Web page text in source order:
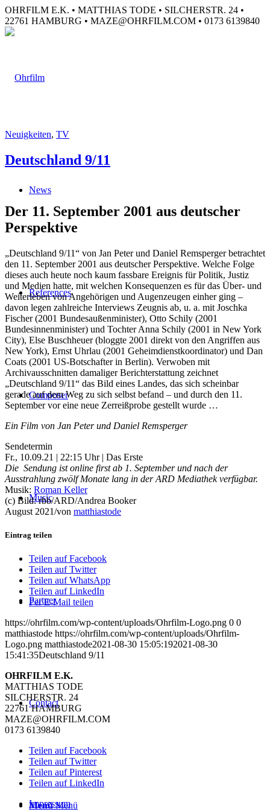
OHRFILM E.K. • MATTHIAS TODE • SILCHERSTR. 24 •
22761 HAMBURG • MAZE@OHRFILM.COM • 0173 6139840
News
References
Composer
Music
Partner
Contact
Menü Menü
Neuigkeiten, TV
Deutschland 9/11
Der 11. September 2001 aus deutscher
Perspektive
„Deutschland 9/11“ von Jan Peter und Daniel Remsperger betrachtet
den 11. September 2001 aus deutscher Perspektive. Welche Folge
dieses auch heute noch kaum fassbare Ereignis für Politik, Justiz
und Medien hatte, mit welchen Konsequenzen es für das Über- und
Weiterleben von Angehörigen und Augenzeugen einher ging –
davon legen zahlreiche Interviews Zeugnis ab, u. a. mit Joschka
Fischer (2001 Bundesaußenminister), Otto Schily (2001
Bundesinnenminister) und Tochter Anna Schily (2001 in New York
City), Else Buschheuer (bloggte 2001 direkt von den Angriffen aus
New York), Ernst Uhrlau (2001 Geheimdienstkoordinator) und Dan
Coats (2001 US-Botschafter in Berlin). Verwoben mit
Archivausschnitten damaliger Berichterstattung zeichnet
„Deutschland 9/11“ das Bild eines Landes, das sich scheinbar
gerade auf dem Weg zu sich selbst befand – und durch den 11.
September vor eine neue Zerreißprobe gestellt wurde …
Ein Film von Jan Peter und Daniel Remsperger
Sendetermin
Fr., 10.09.21 | 22:15 Uhr | Das Erste
Die Sendung ist online first ab 1. September und nach der
Ausstrahlung zwölf Monate lang in der ARD Mediathek verfügbar.
Musik: Roman Keller
(c) Bild: rbb/ARD/Andrea Booker
August 2021/von matthiastode
Eintrag teilen
Teilen auf Facebook
Teilen auf Twitter
Teilen auf WhatsApp
Teilen auf LinkedIn
Per E-Mail teilen
https://ohrfilm.com/wp-content/uploads/Ohrfilm-Logo.png 0 0
matthiastode https://ohrfilm.com/wp-content/uploads/Ohrfilm-
Logo.png matthiastode2021-08-30 15:05:192021-08-30
15:41:35Deutschland 9/11
OHRFILM E.K.
MATTHIAS TODE
SILCHERSTR. 24
22761 HAMBURG
MAZE@OHRFILM.COM
0173 6139840
Teilen auf Facebook
Teilen auf Twitter
Teilen auf Pinterest
Teilen auf LinkedIn
Impressum